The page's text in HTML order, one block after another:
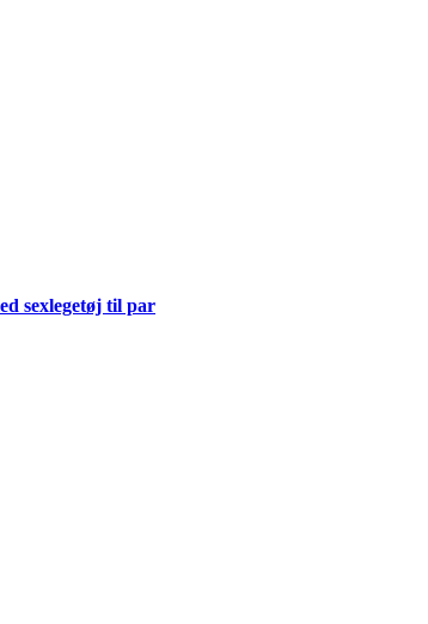
sexlegetøj til par